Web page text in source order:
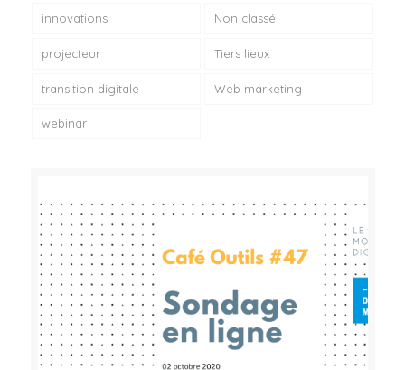
innovations Non classé
projecteur Tiers lieux
transition digitale Web marketing
webinar